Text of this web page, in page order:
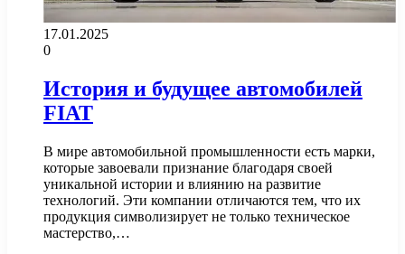
17.01.2025
0
История и будущее автомобилей
FIAT
В мире автомобильной промышленности есть марки,
которые завоевали признание благодаря своей
уникальной истории и влиянию на развитие
технологий. Эти компании отличаются тем, что их
продукция символизирует не только техническое
мастерство,…